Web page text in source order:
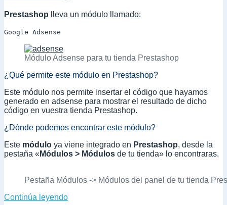
Prestashop lleva un módulo llamado:
Google Adsense
Módulo Adsense para tu tienda Prestashop
¿Qué permite este módulo en Prestashop?
Este módulo nos permite insertar el código que hayamos
generado en adsense para mostrar el resultado de dicho
código en vuestra tienda Prestashop.
¿Dónde podemos encontrar este módulo?
Este módulo ya viene integrado en Prestashop, desde la
pestaña « Módulos > Módulos de tu tienda» lo encontraras.
Pestaña Módulos -> Módulos del panel de tu tienda
Continúa leyendoGuía – Insertar adsense en Prestashop